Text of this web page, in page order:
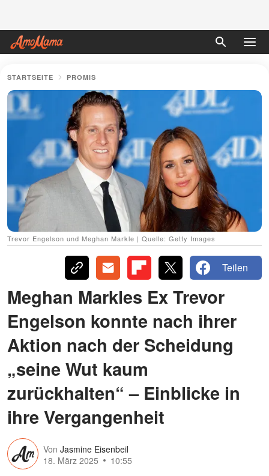
STARTSEITE PROMIS
Trevor Engelson und Meghan Markle | Quelle: Getty Images
Teilen
Meghan Markles Ex Trevor
Engelson konnte nach ihrer
Aktion nach der Scheidung
„seine Wut kaum
zurückhalten“ – Einblicke in
ihre Vergangenheit
Von Jasmine Eisenbeil
18. März 2025
10:55